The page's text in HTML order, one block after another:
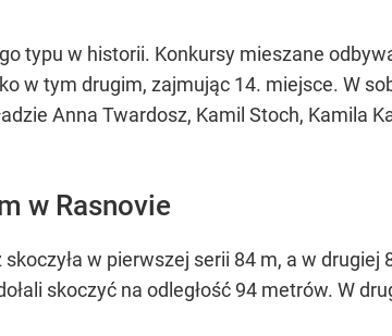
typu w historii. Konkursy mieszane
w tym drugim, zajmując 14. miejsce. W
Anna Twardosz, Kamil Stoch, Kamila
w Rasnovie
w pierwszej serii 84 m, a w drugiej
skoczyć na odległość 94 metrów. W